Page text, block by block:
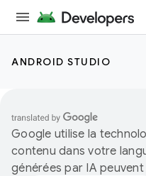
ANDROID STUDIO
Google utilise la
contenu dans votre
générées par IA